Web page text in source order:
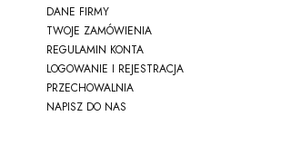
DANE FIRMY
TWOJE ZAMÓWIENIA
REGULAMIN KONTA
LOGOWANIE I REJESTRACJA
PRZECHOWALNIA
NAPISZ DO NAS